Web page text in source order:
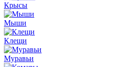
Крысы
Мыши
Клещи
Муравьи